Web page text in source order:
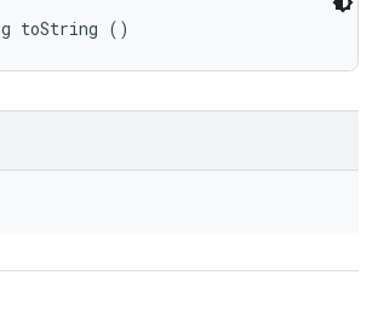
toString ()